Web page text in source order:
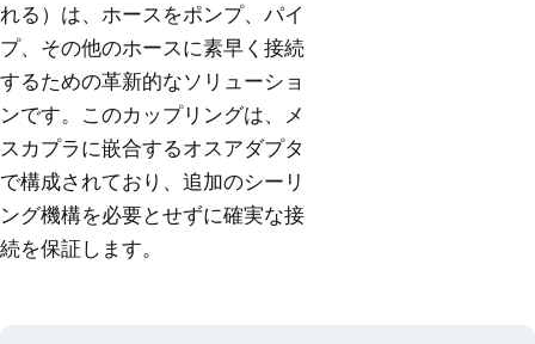
れる）は、ホースをポンプ、パイ
プ、その他のホースに素早く接続
するための革新的なソリューショ
ンです。このカップリングは、メ
スカプラに嵌合するオスアダプタ
で構成されており、追加のシーリ
ング機構を必要とせずに確実な接
続を保証します。